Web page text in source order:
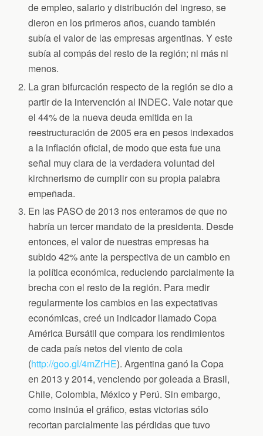
de empleo, salario y distribución del ingreso, se
dieron en los primeros años, cuando también
subía el valor de las empresas argentinas. Y este
subía al compás del resto de la región; ni más ni
menos.
La gran bifurcación respecto de la región se dio a
partir de la intervención al INDEC. Vale notar que
el 44% de la nueva deuda emitida en la
reestructuración de 2005 era en pesos indexados
a la inflación oficial, de modo que esta fue una
señal muy clara de la verdadera voluntad del
kirchnerismo de cumplir con su propia palabra
empeñada.
En las PASO de 2013 nos enteramos de que no
habría un tercer mandato de la presidenta. Desde
entonces, el valor de nuestras empresas ha
subido 42% ante la perspectiva de un cambio en
la política económica, reduciendo parcialmente la
brecha con el resto de la región. Para medir
regularmente los cambios en las expectativas
económicas, creé un indicador llamado Copa
América Bursátil que compara los rendimientos
de cada país netos del viento de cola
(http://goo.gl/4mZrHE). Argentina ganó la Copa
en 2013 y 2014, venciendo por goleada a Brasil,
Chile, Colombia, México y Perú. Sin embargo,
como insinúa el gráfico, estas victorias sólo
recortan parcialmente las pérdidas que tuvo